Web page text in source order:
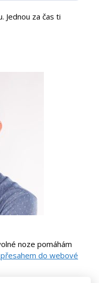
Jednou za čas ti
noze pomáhám
do webové